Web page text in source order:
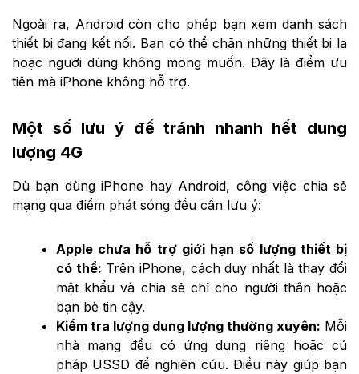
Ngoài ra, Android còn cho phép bạn xem danh sách
thiết bị đang kết nối. Bạn có thể chặn những thiết bị lạ
hoặc người dùng không mong muốn. Đây là điểm ưu
tiên mà iPhone không hỗ trợ.
Một số lưu ý để tránh nhanh hết dung
lượng 4G
Dù bạn dùng iPhone hay Android, công việc chia sẻ
mạng qua điểm phát sóng đều cần lưu ý:
Apple chưa hỗ trợ giới hạn số lượng thiết bị
có thể: Trên iPhone, cách duy nhất là thay đổi
mật khẩu và chia sẻ chỉ cho người thân hoặc
bạn bè tin cậy.
Kiểm tra lượng dung lượng thường xuyên: Mỗi
nhà mạng đều có ứng dụng riêng hoặc cú
pháp USSD để nghiên cứu. Điều này giúp bạn